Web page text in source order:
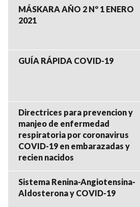
MÁSKARA AÑO 2 Nº 1 ENERO
2021
GUÍA RÁPIDA COVID-19
Directrices para prevencion y
manjeo de enfermedad
respiratoria por coronavirus
COVID-19 en embarazadas y
recien nacidos
Sistema Renina-Angiotensina-
Aldosterona y COVID-19